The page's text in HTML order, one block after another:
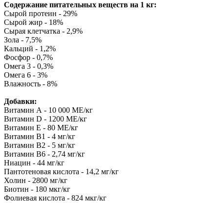
Содержание питательных веществ на 1 кг:
Сырой протеин - 29%
Сырой жир - 18%
Сырая клетчатка - 2,9%
Зола - 7,5%
Кальций - 1,2%
Фосфор - 0,7%
Омега 3 - 0,3%
Омега 6 - 3%
Влажность - 8%
Добавки:
Витамин А - 10 000 МЕ/кг
Витамин D - 1200 МЕ/кг
Витамин Е - 80 МЕ/кг
Витамин В1 - 4 мг/кг
Витамин В2 - 5 мг/кг
Витамин B6 - 2,74 мг/кг
Ниацин - 44 мг/кг
Пантотеновая кислота - 14,2 мг/кг
Холин - 2800 мг/кг
Биотин - 180 мкг/кг
Фолиевая кислота - 824 мкг/кг